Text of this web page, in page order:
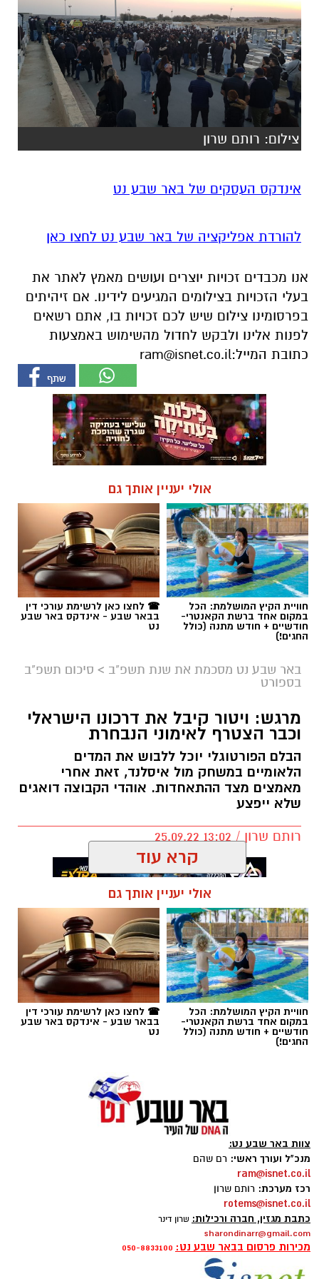
צילום: רותם שרון
אינדקס העסקים של באר שבע נט
להורדת אפליקציה של באר שבע נט לחצו כאן
אנו מכבדים זכויות יוצרים ועושים מאמץ לאתר את
בעלי הזכויות בצילומים המגיעים לידינו. אם זיהיתים
בפרסומינו צילום שיש לכם זכויות בו, אתם רשאים
לפנות אלינו ולבקש לחדול מהשימוש באמצעות
כתובת המייל:ram@isnet.co.il
אולי יעניין אותך גם
חוויית הקיץ המושלמת: הכל
במקום אחד ברשת הקאנטרי-
חודשיים + חודש מתנה (כולל
החגים!)
☎ לחצו כאן לרשימת עורכי דין
בבאר שבע - אינדקס באר שבע
נט
באר שבע נט מסכמת את שנת תשפ"ב > סיכום תשפ"ב
בספורט
מרגש: ויטור קיבל את דרכונו הישראלי
וכבר הצטרף לאימוני הנבחרת
הבלם הפורטוגלי יוכל ללבוש את המדים
הלאומיים במשחק מול איסלנד, זאת אחרי
מאמצים מצד ההתאחדות. אוהדי הקבוצה דואגים
שלא ייפצע
רותם שרון / 13:02 25.09.22
תגים:נבחרת ישראל, הפועל באר שבע, באר שבע
נט, מיגל ויטור
יפה לו מדים כחול לבן. קרדיט - ההתאחדות
לכדורגל (תוכן גולשים ע"פ סעיף 27א')
אחרי 6 שנים בישראל, מאות הופעות, אליפויות,
קרא עוד
אולי יעניין אותך גם
חוויית הקיץ המושלמת: הכל
במקום אחד ברשת הקאנטרי-
חודשיים + חודש מתנה (כולל
החגים!)
☎ לחצו כאן לרשימת עורכי דין
בבאר שבע - אינדקס באר שבע
נט
צוות באר שבע נט:
מנכ"ל ועורך ראשי: רם שהם
ram@isnet.co.il
רכז מערכת: רותם שרון
rotems@isnet.co.il
כתבת מגזין, חברה ורכילות: שרון דינר
sharondinarr@gmail.com
מכירות פרסום בבאר שבע נט: 050-8833100